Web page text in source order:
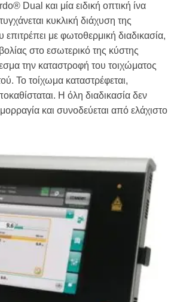
Dual και μία ειδική οπτική ίνα
κυκλική διάχυση της
με φωτοθερμική διαδικασία,
στο εσωτερικό της κύστης
την καταστροφή του τοιχώματος
Το τοίχωμα καταστρέφεται,
Η όλη διαδικασία δεν
και συνοδεύεται από ελάχιστο